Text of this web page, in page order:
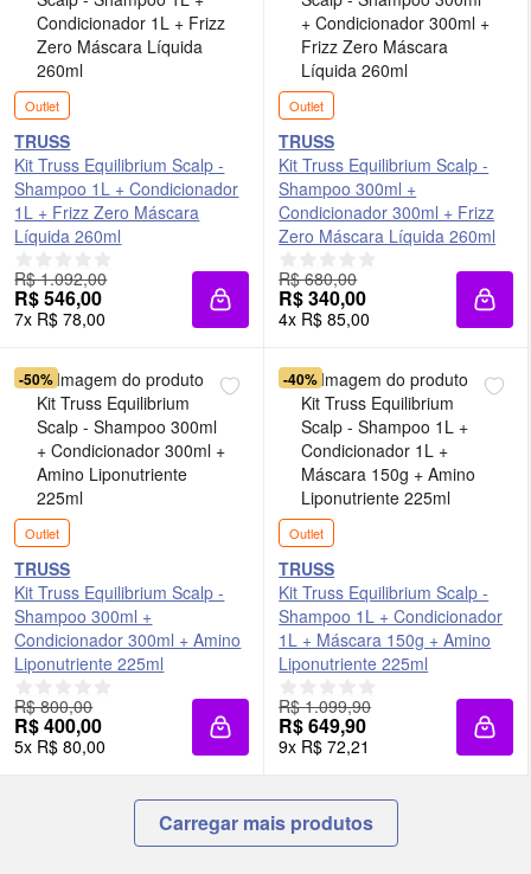
Outlet
TRUSS
Kit Truss Equilibrium Scalp -
Shampoo 1L + Condicionador
1L + Frizz Zero Máscara
Líquida 260ml
R$ 1.092,00
R$ 546,00
7x R$ 78,00 Adicionar à sacola
Outlet
TRUSS
Kit Truss Equilibrium Scalp -
Shampoo 300ml +
Condicionador 300ml + Frizz
Zero Máscara Líquida 260ml
R$ 680,00
R$ 340,00
4x R$ 85,00
-50%
Outlet
TRUSS
Kit Truss Equilibrium Scalp -
Shampoo 300ml +
Condicionador 300ml + Amino
Liponutriente 225ml
R$ 800,00
R$ 400,00
5x R$ 80,00 Adicionar à sacola
-40%
Outlet
TRUSS
Kit Truss Equilibrium Scalp -
Shampoo 1L + Condicionador
1L + Máscara 150g + Amino
Liponutriente 225ml
R$ 1.099,90
R$ 649,90
9x R$ 72,21
Carregar mais produtos